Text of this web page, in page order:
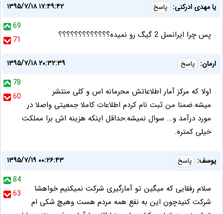
یا مهدی ادرکنی: پاسخ
۱۳۹۵/۷/۱۸ ۱۷:۴۹:۴۲
69
71
پس چرا ایرانسل 2 گیگ رو نمیده؟؟؟؟؟؟؟؟؟؟؟؟؟
ارمان: پاسخ
۱۳۹۵/۷/۱۸ ۲۰:۳۲:۳۹
78
60
اولا که مرکز آمار اطلاعاتش محرمانه اس و کلی منتشر
میشه.ضمنا من ثبت نام کردم اطلاعات کاملا جمعیتی واصلا در
مورد درآمد و... سوال نمیشه.حداقل اینکه هزینه اش برا مملکت
خیلی کمتره.
یوسف: پاسخ
۱۳۹۵/۷/۱۹ ۰۰:۲۶:۴۳
84
63
سلام رفقایی که میگین تو آمارگیری شرکت نمیکنیم خواهشا
شرکت کنیدچون این به نفع همه مردم هست وهیچ شکی ام